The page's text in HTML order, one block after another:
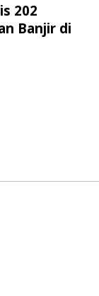
202
Banjir di